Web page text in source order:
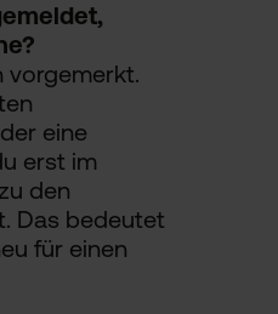
vorgemerkt.
eine
erst im
den
Das bedeutet
für einen